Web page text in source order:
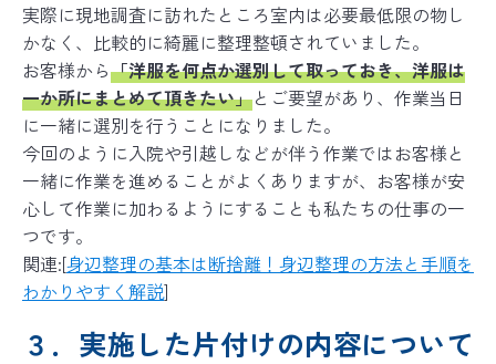
実際に現地調査に訪れたところ室内は必要最低限の物し
かなく、比較的に綺麗に整理整頓されていました。
お客様から「洋服を何点か選別して取っておき、洋服は
一か所にまとめて頂きたい」とご要望があり、作業当日
に一緒に選別を行うことになりました。
今回のように入院や引越しなどが伴う作業ではお客様と
一緒に作業を進めることがよくありますが、お客様が安
心して作業に加わるようにすることも私たちの仕事の一
つです。
関連:[身辺整理の基本は断捨離！身辺整理の方法と手順を
わかりやすく解説]
３．実施した片付けの内容について